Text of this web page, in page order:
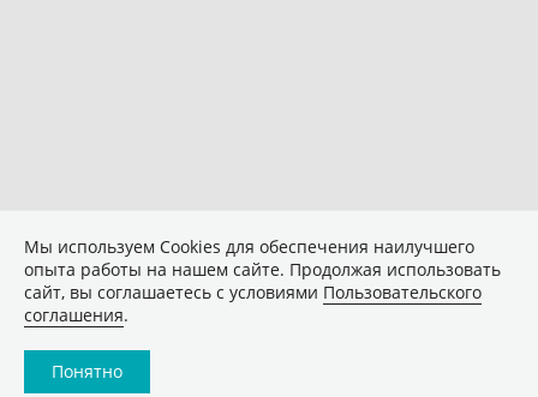
Мы используем Сookies для обеспечения наилучшего
опыта работы на нашем сайте. Продолжая использовать
сайт, вы соглашаетесь с условиями Пользовательского
соглашения.
Понятно